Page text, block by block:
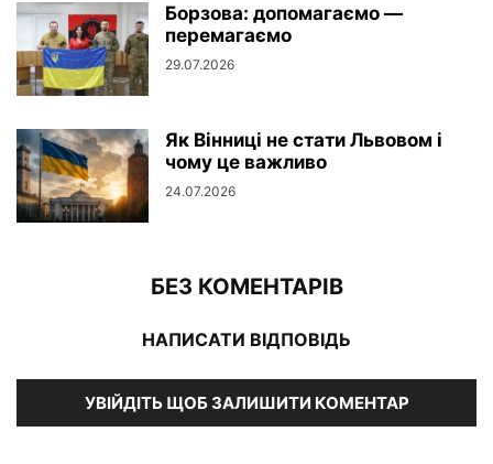
Борзова: допомагаємо —
перемагаємо
29.07.2026
Як Вінниці не стати Львовом і
чому це важливо
24.07.2026
БЕЗ КОМЕНТАРІВ
НАПИСАТИ ВІДПОВІДЬ
УВІЙДІТЬ ЩОБ ЗАЛИШИТИ КОМЕНТАР